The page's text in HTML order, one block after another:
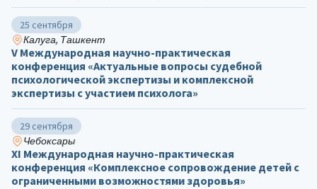
25 сентября
Калуга, Ташкент
V Международная научно-практическая
конференция «Актуальные вопросы судебной
психологической экспертизы и комплексной
экспертизы с участием психолога»
29 сентября
Чебоксары
ХΙ Международная научно-практическая
конференция «Комплексное сопровождение детей с
ограниченными возможностями здоровья»